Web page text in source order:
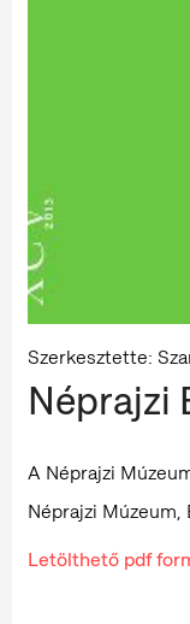
Szerkesztette:
Néprajzi
A Néprajzi
Néprajzi Múzeum,
Letölthető pdf